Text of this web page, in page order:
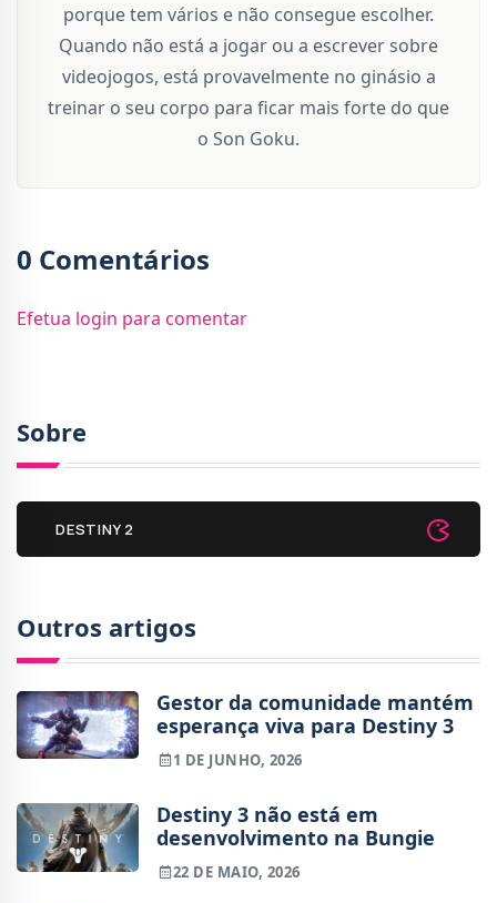
porque tem vários e não consegue escolher.
Quando não está a jogar ou a escrever sobre
videojogos, está provavelmente no ginásio a
treinar o seu corpo para ficar mais forte do que
o Son Goku.
0 Comentários
Efetua login para comentar
Sobre
DESTINY 2
Outros artigos
Gestor da comunidade mantém
esperança viva para Destiny 3
1 DE JUNHO, 2026
Destiny 3 não está em
desenvolvimento na Bungie
22 DE MAIO, 2026